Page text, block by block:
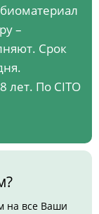
–
Срок
лет. По CITO
на все Ваши